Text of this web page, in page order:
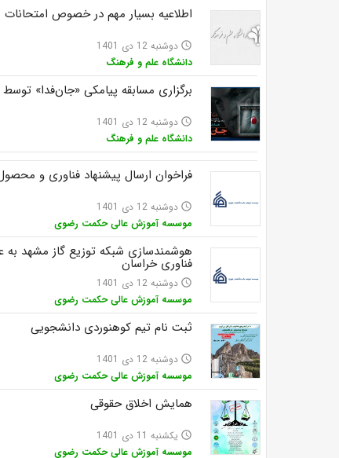
اطلاعیه بسیار مهم در خصوص امتحانات پایان ترم
access_time دوشنبه 12 دی 1401
دانشگاه علم و فرهنگ
برگزاری مسابقه پیامکی «جان‌فدا»
access_time دوشنبه 12 دی 1401
دانشگاه علم و فرهنگ
فراخوان ارسال پیشنهاد فناوری و
access_time دوشنبه 12 دی 1401
موسسه آموزش عالی حکمت رضوی
هوشمندسازی شبکه توزیع گاز مشهد
فناوری خراسان
access_time دوشنبه 12 دی 1401
موسسه آموزش عالی حکمت رضوی
ثبت نام تیم کوهنوردی دانشجویی
access_time دوشنبه 12 دی 1401
موسسه آموزش عالی حکمت رضوی
همایش اخلاق حقوقی
access_time یکشنبه 11 دی 1401
موسسه آموزش عالی حکمت رضوی